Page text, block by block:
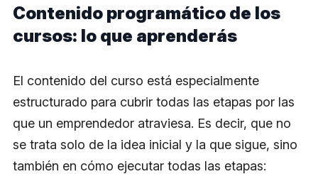
Contenido programático de los
cursos: lo que aprenderás
El contenido del curso está especialmente
estructurado para cubrir todas las etapas por las
que un emprendedor atraviesa. Es decir, que no
se trata solo de la idea inicial y la que sigue, sino
también en cómo ejecutar todas las etapas: